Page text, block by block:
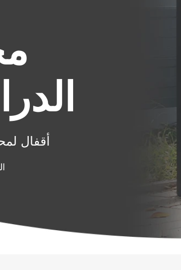
المصممون.
والفقرات
أقفال